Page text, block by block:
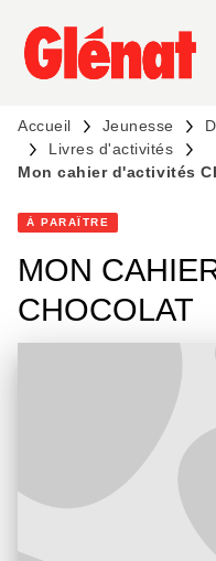
MENU
PIED DE PAGE
Accueil Jeunesse
Livres d'activités
Mon cahier d'activités
À PARAÎTRE
MON
CHOCOLAT